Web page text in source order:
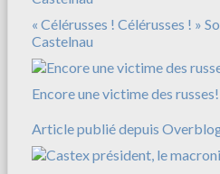
« Célérusses ! Célérusses ! »
Castelnau
Encore une victime des
Article publié depuis